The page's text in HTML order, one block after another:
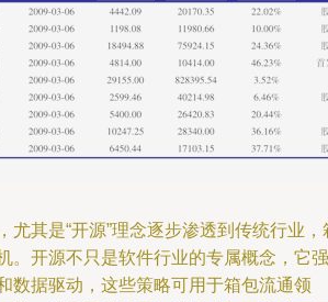
尤其是“开源”理念逐步渗透到传统行业，
。开源不只是软件行业的专属概念，它强
数据驱动，这些策略可用于箱包流通领